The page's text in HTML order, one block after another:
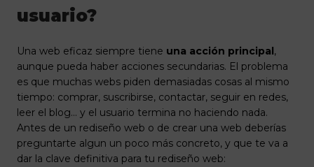
usuario?
Una web eficaz siempre tiene una acción principal,
aunque pueda haber acciones secundarias. El problema
es que muchas webs piden demasiadas cosas al mismo
tiempo: comprar, suscribirse, contactar, seguir en redes,
leer el blog… y el usuario termina no haciendo nada.
Antes de un rediseño web o de crear una web deberías
preguntarte algun un poco más concreto, y que te va a
dar la clave definitiva para tu rediseño web: